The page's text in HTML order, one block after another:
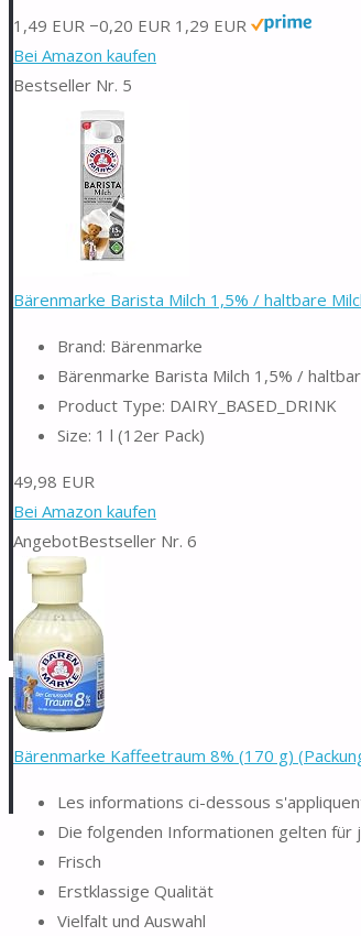
1,49 EUR −0,20 EUR 1,29 EUR
Bei Amazon kaufen
Bestseller Nr. 5
Bärenmarke Barista Milch 1,5% / haltbare
Brand: Bärenmarke
Bärenmarke Barista Milch 1,5% /
Product Type: DAIRY_BASED_DRINK
Size: 1 l (12er Pack)
49,98 EUR
Bei Amazon kaufen
AngebotBestseller Nr. 6
Bärenmarke Kaffeetraum 8% (170 g)
Les informations ci-dessous
Die folgenden Informationen gelten für
Frisch
Erstklassige Qualität
Vielfalt und Auswahl